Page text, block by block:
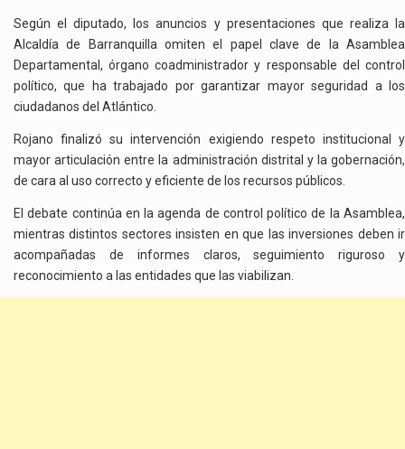
Según el diputado, los anuncios y presentaciones que realiza la
Alcaldía de Barranquilla omiten el papel clave de la Asamblea
Departamental, órgano coadministrador y responsable del control
político, que ha trabajado por garantizar mayor seguridad a los
ciudadanos del Atlántico.
Rojano finalizó su intervención exigiendo respeto institucional y
mayor articulación entre la administración distrital y la gobernación,
de cara al uso correcto y eficiente de los recursos públicos.
El debate continúa en la agenda de control político de la Asamblea,
mientras distintos sectores insisten en que las inversiones deben ir
acompañadas de informes claros, seguimiento riguroso y
reconocimiento a las entidades que las viabilizan.